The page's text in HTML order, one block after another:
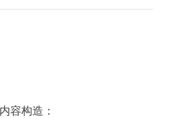
容构造：